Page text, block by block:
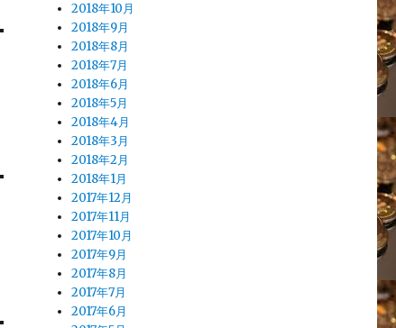
2018年10月
2018年9月
2018年8月
2018年7月
2018年6月
2018年5月
2018年4月
2018年3月
2018年2月
2018年1月
2017年12月
2017年11月
2017年10月
2017年9月
2017年8月
2017年7月
2017年6月